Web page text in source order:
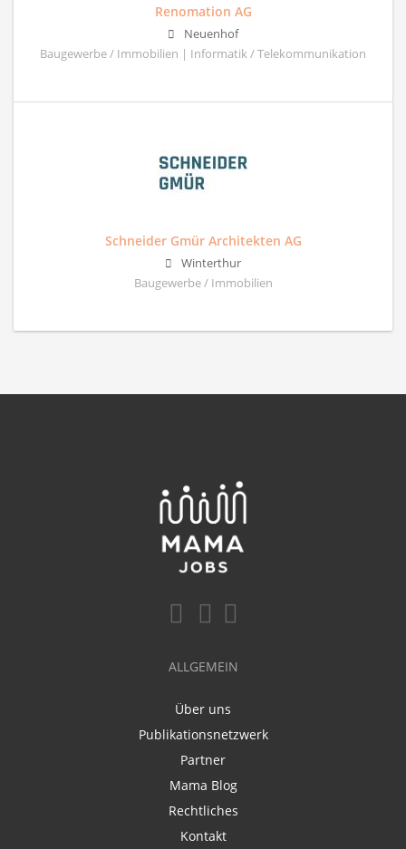
Renomation AG
Neuenhof
Baugewerbe / Immobilien | Informatik / Telekommunikation
Schneider Gmür Architekten AG
Winterthur
Baugewerbe / Immobilien
ALLGEMEIN
Über uns
Publikationsnetzwerk
Partner
Mama Blog
Rechtliches
Kontakt